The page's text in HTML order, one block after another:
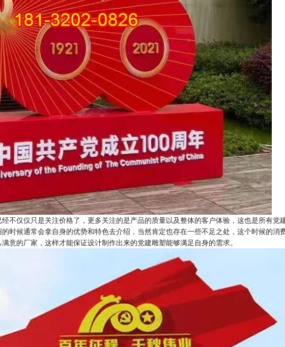
不仅仅只是关注价格了，更多关注的是产品的质量以及整体的客户体验，这也是所有党
时候通常会拿自身的优势和特色去介绍，当然肯定也存在一些不足之处，这个时候的消
意的厂家，这样才能保证设计制作出来的党建雕塑能够满足自身的需求。